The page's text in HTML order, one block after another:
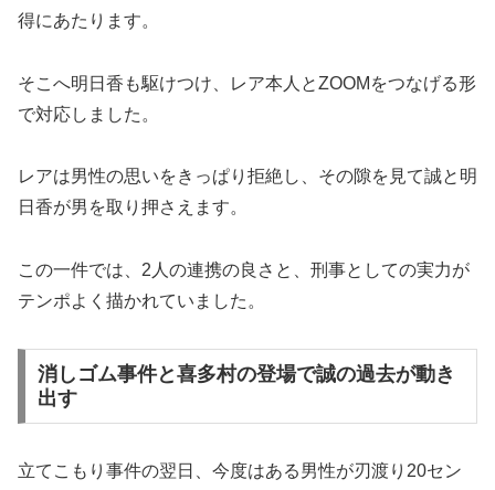
得にあたります。
そこへ明日香も駆けつけ、レア本人とZOOMをつなげる形
で対応しました。
レアは男性の思いをきっぱり拒絶し、その隙を見て誠と明
日香が男を取り押さえます。
この一件では、2人の連携の良さと、刑事としての実力が
テンポよく描かれていました。
消しゴム事件と喜多村の登場で誠の過去が動き
出す
立てこもり事件の翌日、今度はある男性が刃渡り20セン